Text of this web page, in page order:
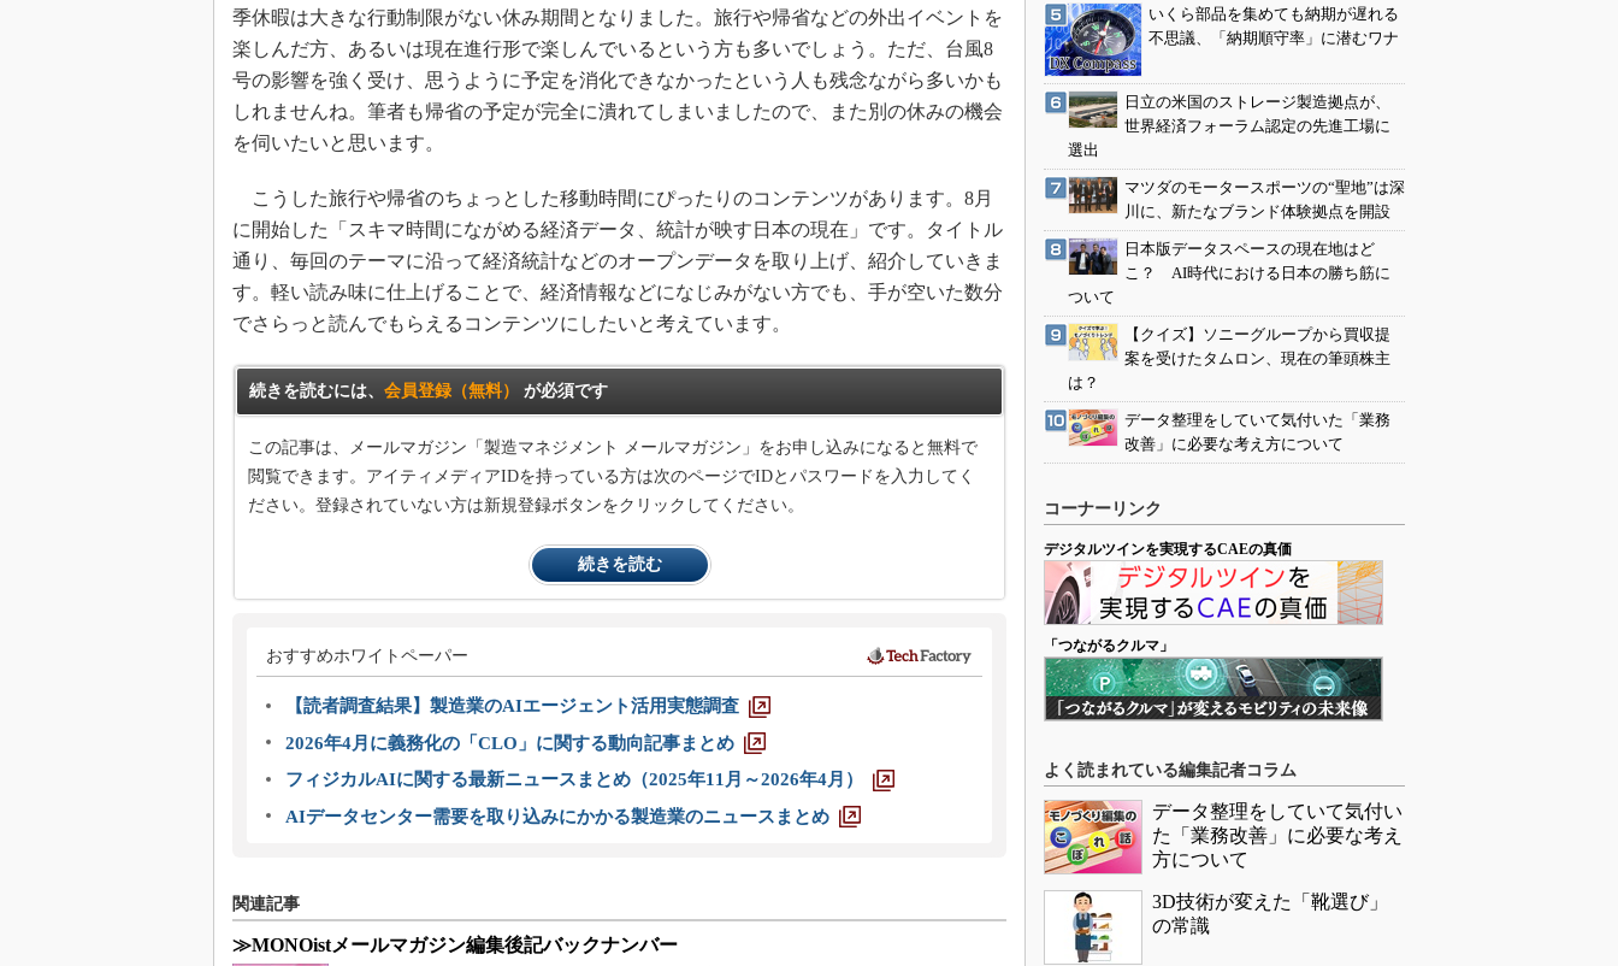
イノベーション
製造業ビッグデータ
メイドインジャパン
海外生産
グローバル設計・開発
制御セキュリティ
新型コロナへの対応
季休暇は大きな行動制限がない休み期間となりました。旅行や帰省などの外出イベントを
楽しんだ方、あるいは現在進行形で楽しんでいるという方も多いでしょう。ただ、台風8
号の影響を強く受け、思うように予定を消化できなかったという人も残念ながら多いかも
しれませんね。筆者も帰省の予定が完全に潰れてしまいましたので、また別の休みの機会
を伺いたいと思います。
こうした旅行や帰省のちょっとした移動時間にぴったりのコンテンツがあります。8月
に開始した「スキマ時間にながめる経済データ、統計が映す日本の現在」です。タイトル
通り、毎回のテーマに沿って経済統計などのオープンデータを取り上げ、紹介していきま
す。軽い読み味に仕上げることで、経済情報などになじみがない方でも、手が空いた数分
でさらっと読んでもらえるコンテンツにしたいと考えています。
続きを読むには、 会員登録（無料） が必須です
この記事は、メールマガジン「製造マネジメント メールマガジン」をお申し込みになると無料で
閲覧できます。アイティメディアIDを持っている方は次のページでIDとパスワードを入力してく
ださい。登録されていない方は新規登録ボタンをクリックしてください。
続きを読む
おすすめホワイトペーパー
【読者調査結果】製造業のAIエージェント活用実態調査
2026年4月に義務化の「CLO」に関する動向記事まとめ
フィジカルAIに関する最新ニュースまとめ（2025年11月～2026年4月）
AIデータセンター需要を取り込みにかかる製造業のニュースまとめ
関連記事
≫MONOistメールマガジン編集後記バックナンバー
いくら部品を集めても納期が遅れる
不思議、「納期順守率」に潜むワナ
日立の米国のストレージ製造拠点が、
世界経済フォーラム認定の先進工場に
選出
マツダのモータースポーツの“聖地”は深
川に、新たなブランド体験拠点を開設
日本版データスペースの現在地はど
こ？ AI時代における日本の勝ち筋に
ついて
【クイズ】ソニーグループから買収提
案を受けたタムロン、現在の筆頭株主
は？
データ整理をしていて気付いた「業務
改善」に必要な考え方について
コーナーリンク
デジタルツインを実現するCAEの真価
「つながるクルマ」
よく読まれている編集記者コラム
データ整理をしていて気付い
た「業務改善」に必要な考え
方について
3D技術が変えた「靴選び」
の常識